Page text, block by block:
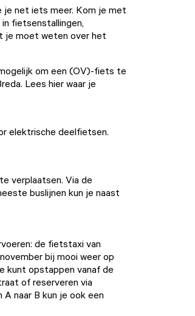
je net iets meer. Kom je met
fietsenstallingen,
je moet weten over het
om een (OV)-fiets te
Lees hier waar je
elektrische deelfietsen.
verplaatsen. Via de
buslijnen kun je naast
de fietstaxi van
bij mooi weer op
kunt opstappen vanaf de
of reserveren via
naar B kun je ook een